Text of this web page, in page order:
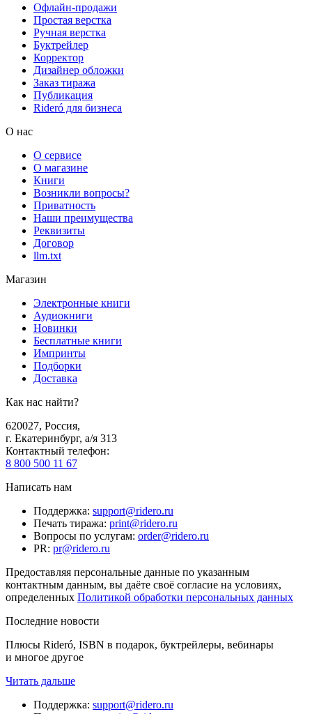
Офлайн-продажи
Простая верстка
Ручная верстка
Буктрейлер
Корректор
Дизайнер обложки
Заказ тиража
Публикация
Rideró для бизнеса
О нас
О сервисе
О магазине
Книги
Возникли вопросы?
Приватность
Наши преимущества
Реквизиты
Договор
llm.txt
Магазин
Электронные книги
Аудиокниги
Новинки
Бесплатные книги
Импринты
Подборки
Доставка
Как нас найти?
620027, Россия,
г. Екатеринбург, а/я 313
Контактный телефон:
8 800 500 11 67
Написать нам
Поддержка: support@ridero.ru
Печать тиража: print@ridero.ru
Вопросы по услугам: order@ridero.ru
PR: pr@ridero.ru
Предоставляя персональные данные по указанным
контактным данным, вы даёте своё согласие на условиях,
определенных Политикой обработки персональных данных
Последние новости
Плюсы Rideró, ISBN в подарок, буктрейлеры, вебинары
и многое другое
Читать дальше
Поддержка: support@ridero.ru